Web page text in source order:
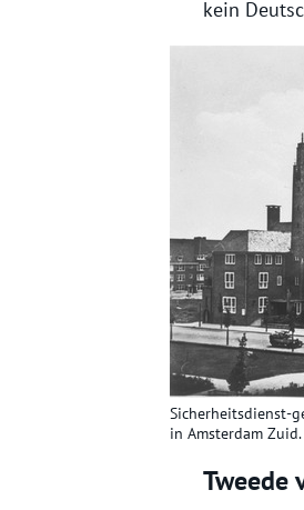
kein
Sicherheitsdienst-
in Amsterdam
Tweede